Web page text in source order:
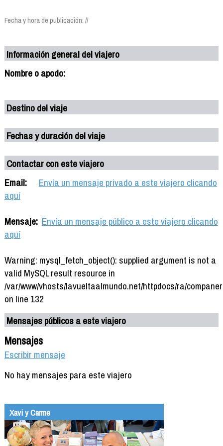
Fecha y hora de publicación: //
Información general del viajero
Nombre o apodo:
Destino del viaje
Fechas y duración del viaje
Contactar con este viajero
Email:
Envía un mensaje privado a este viajero clicando
aquí
Mensaje: Envía un mensaje público a este viajero clicando
aquí
Warning: mysql_fetch_object(): supplied argument is not a
valid MySQL result resource in
/var/www/vhosts/lavueltaalmundo.net/httpdocs/ra/
on line 132
Mensajes públicos a este viajero
Mensajes
Escribir mensaje
No hay mensajes para este viajero
Xavi y Carme